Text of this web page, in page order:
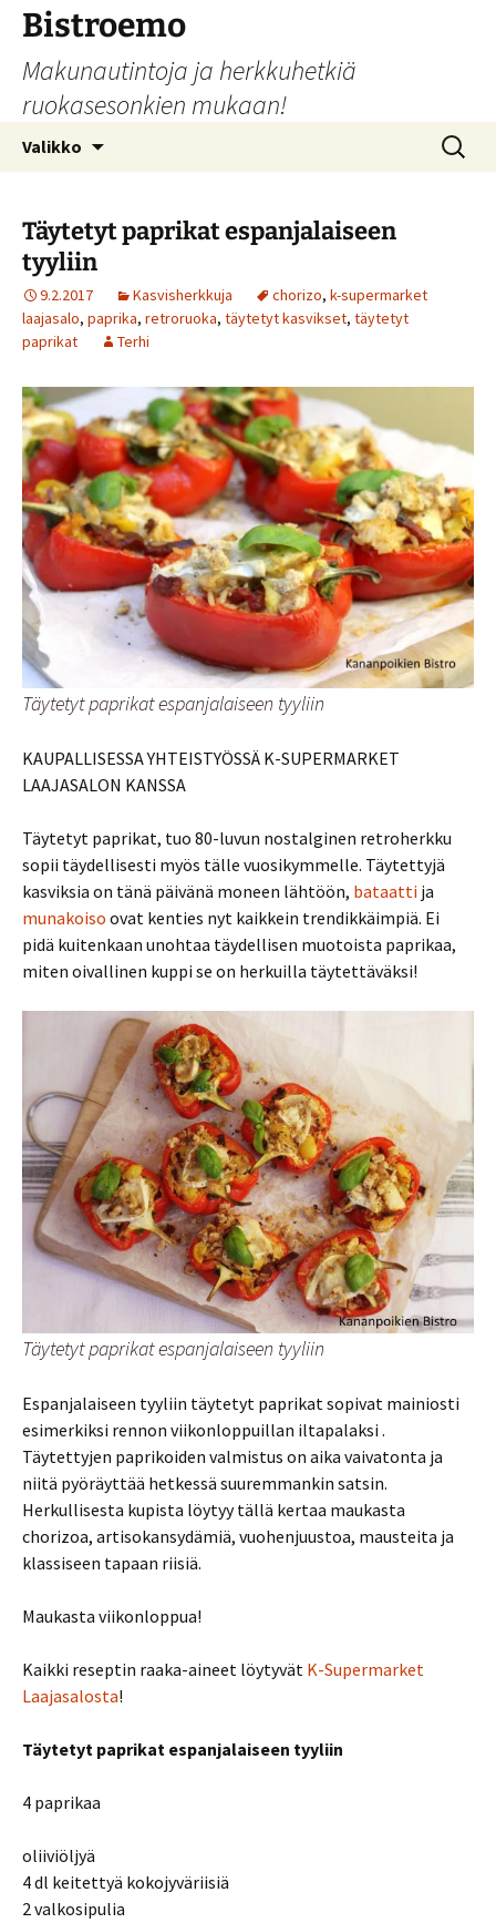
Siirry
sisältöön
Bistroemo
Makunautintoja ja herkkuhetkiä
ruokasesonkien mukaan!
Valikko Haku:
Täytetyt paprikat espanjalaiseen
tyyliin
9.2.2017 Kasvisherkkuja chorizo, k-supermarket
laajasalo, paprika, retroruoka, täytetyt kasvikset, täytetyt
paprikat
Terhi
Täytetyt paprikat espanjalaiseen tyyliin
KAUPALLISESSA YHTEISTYÖSSÄ K-SUPERMARKET
LAAJASALON KANSSA
Täytetyt paprikat, tuo 80-luvun nostalginen retroherkku
sopii täydellisesti myös tälle vuosikymmelle. Täytettyjä
kasviksia on tänä päivänä moneen lähtöön, bataatti ja
munakoiso ovat kenties nyt kaikkein trendikkäimpiä. Ei
pidä kuitenkaan unohtaa täydellisen muotoista paprikaa,
miten oivallinen kuppi se on herkuilla täytettäväksi!
Täytetyt paprikat espanjalaiseen tyyliin
Espanjalaiseen tyyliin täytetyt paprikat sopivat mainiosti
esimerkiksi rennon viikonloppuillan iltapalaksi .
Täytettyjen paprikoiden valmistus on aika vaivatonta ja
niitä pyöräyttää hetkessä suuremmankin satsin.
Herkullisesta kupista löytyy tällä kertaa maukasta
chorizoa, artisokansydämiä, vuohenjuustoa, mausteita ja
klassiseen tapaan riisiä.
Maukasta viikonloppua!
Kaikki reseptin raaka-aineet löytyvät K-Supermarket
Laajasalosta!
Täytetyt paprikat espanjalaiseen tyyliin
4 paprikaa
oliiviöljyä
4 dl keitettyä kokojyväriisiä
2 valkosipulia